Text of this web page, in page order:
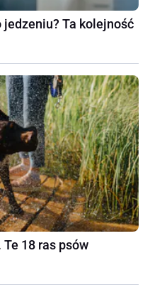
jedzeniu? Ta kolejność
18 ras psów